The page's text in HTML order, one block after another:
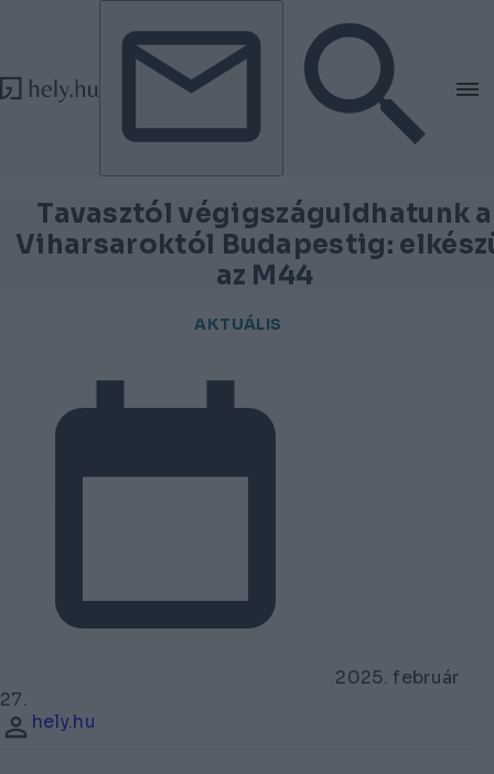
Tovább a tartalomhoz
Tovább a lábléchez
Tavasztól végigszáguldhatunk a
Viharsaroktól Budapestig:
az M44
AKTUÁLIS
2025. február
27.
hely.hu